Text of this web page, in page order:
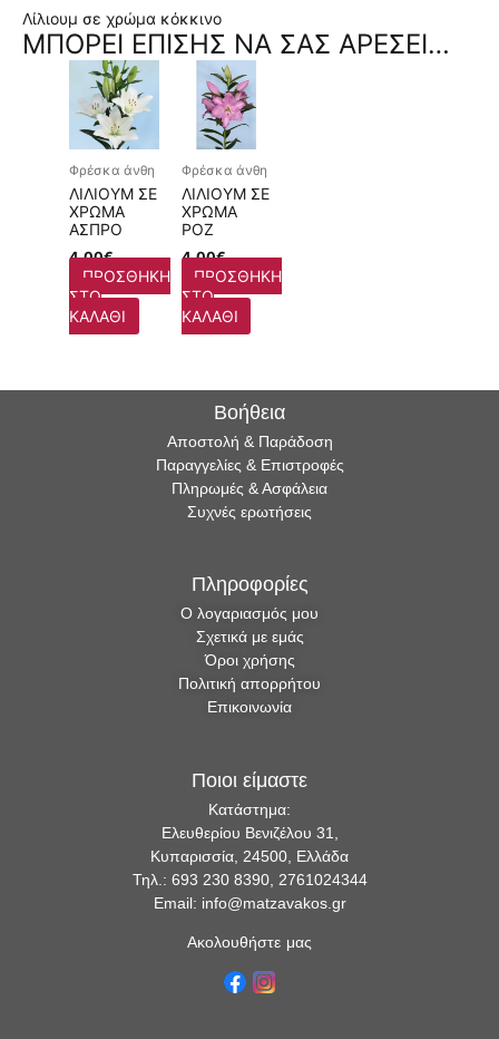
Λίλιουμ σε χρώμα κόκκινο
ΜΠΟΡΕΊ ΕΠΊΣΗΣ ΝΑ ΣΑΣ ΑΡΈΣΕΙ…
Φρέσκα άνθη
ΛΊΛΙΟΥΜ ΣΕ
ΧΡΏΜΑ
ΆΣΠΡΟ
4,00€
ΠΡΟΣΘΉΚΗ
ΣΤΟ
ΚΑΛΆΘΙ
Φρέσκα άνθη
ΛΊΛΙΟΥΜ ΣΕ
ΧΡΏΜΑ
ΡΟΖ
4,00€
ΠΡΟΣΘΉΚΗ
ΣΤΟ
ΚΑΛΆΘΙ
Βοήθεια
Αποστολή & Παράδοση
Παραγγελίες & Επιστροφές
Πληρωμές & Ασφάλεια
Συχνές ερωτήσεις
Πληροφορίες
Ο λογαριασμός μου
Σχετικά με εμάς
Όροι χρήσης
Πολιτική απορρήτου
Επικοινωνία
Ποιοι είμαστε
Κατάστημα:
Ελευθερίου Βενιζέλου 31,
Κυπαρισσία, 24500, Ελλάδα
Τηλ.: 693 230 8390, 2761024344
Email: info@matzavakos.gr
Ακολουθήστε μας